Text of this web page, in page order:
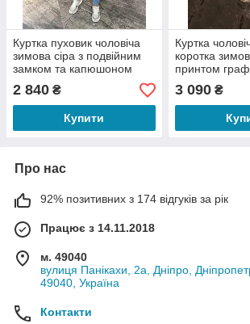
Куртка пуховик чоловіча
зимова сіра з подвійним
замком та капюшоном
Long down jacket grey
2 840 ₴
Купити
Куртка
коротка
принтом
капюшона Art
Graphite
3 090₴
Про нас
92% позитивних з 174 відгуків за рік
Працює з 14.11.2018
м. 49040
вулиця Панікахи, 2а, Дніпро,
49040, Україна
Контакти